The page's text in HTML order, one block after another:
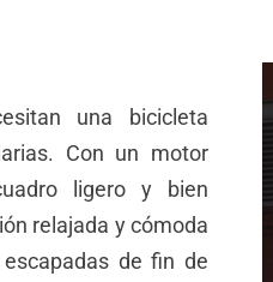
una bicicleta
Con un motor
ligero y bien
relajada y cómoda
de fin de